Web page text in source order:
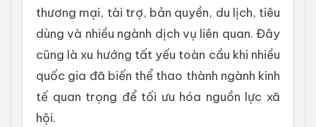
thương mại, tài trợ, bản quyền, du lịch, tiêu
dùng và nhiều ngành dịch vụ liên quan. Đây
cũng là xu hướng tất yếu toàn cầu khi nhiều
quốc gia đã biến thể thao thành ngành kinh
tế quan trọng để tối ưu hóa nguồn lực xã
hội.